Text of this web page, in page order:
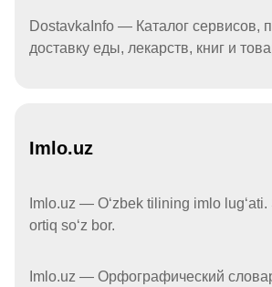
DostavkaInfo — Каталог сервисов,
доставку еды, лекарств, книг и
Imlo.uz
Imlo.uz — Oʻzbek tilining imlo
ortiq soʻz bor.
Imlo.uz — Орфографический